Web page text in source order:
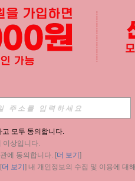
APP
고 모두 동의합니다.
이상입니다.
에 동의합니다. [더 보기 ]
더 보기 ] 내 개인정보의 수집 및 이용에 대해